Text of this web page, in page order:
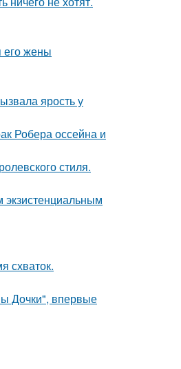
его жены
ярость у
Робера оссейна и
стиля.
экзистенциальным
схваток.
Дочки", впервые